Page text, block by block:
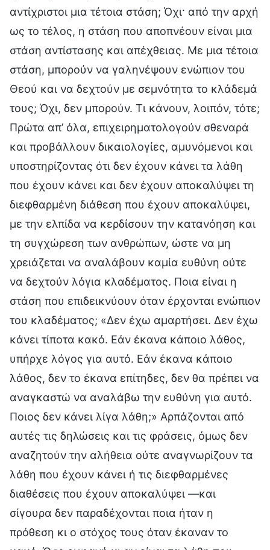
αντίχριστοι μια τέτοια στάση; Όχι· από την αρχή
ως το τέλος, η στάση που αποπνέουν είναι μια
στάση αντίστασης και απέχθειας. Με μια τέτοια
στάση, μπορούν να γαληνέψουν ενώπιον του
Θεού και να δεχτούν με σεμνότητα το κλάδεμά
τους; Όχι, δεν μπορούν. Τι κάνουν, λοιπόν, τότε;
Πρώτα απ’ όλα, επιχειρηματολογούν σθεναρά
και προβάλλουν δικαιολογίες, αμυνόμενοι και
υποστηρίζοντας ότι δεν έχουν κάνει τα λάθη
που έχουν κάνει και δεν έχουν αποκαλύψει τη
διεφθαρμένη διάθεση που έχουν αποκαλύψει,
με την ελπίδα να κερδίσουν την κατανόηση και
τη συγχώρεση των ανθρώπων, ώστε να μη
χρειάζεται να αναλάβουν καμία ευθύνη ούτε
να δεχτούν λόγια κλαδέματος. Ποια είναι η
στάση που επιδεικνύουν όταν έρχονται ενώπιον
του κλαδέματος; «Δεν έχω αμαρτήσει. Δεν έχω
κάνει τίποτα κακό. Εάν έκανα κάποιο λάθος,
υπήρχε λόγος για αυτό. Εάν έκανα κάποιο
λάθος, δεν το έκανα επίτηδες, δεν θα πρέπει να
αναγκαστώ να αναλάβω την ευθύνη για αυτό.
Ποιος δεν κάνει λίγα λάθη;» Αρπάζονται από
αυτές τις δηλώσεις και τις φράσεις, όμως δεν
αναζητούν την αλήθεια ούτε αναγνωρίζουν τα
λάθη που έχουν κάνει ή τις διεφθαρμένες
διαθέσεις που έχουν αποκαλύψει —και
σίγουρα δεν παραδέχονται ποια ήταν η
πρόθεση κι ο στόχος τους όταν έκαναν το